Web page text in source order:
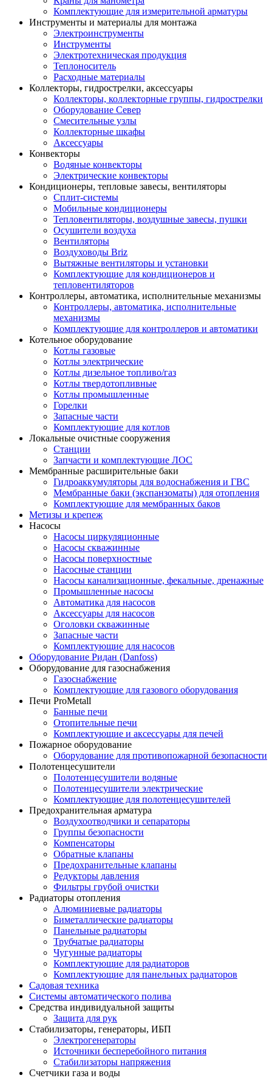
Комплектующие для измерительной арматуры
Инструменты и материалы для монтажа
Электроинструменты
Инструменты
Электротехническая продукция
Теплоноситель
Расходные материалы
Коллекторы, гидрострелки, аксессуары
Коллекторы, коллекторные группы, гидрострелки
Оборудование Север
Смесительные узлы
Коллекторные шкафы
Аксессуары
Конвекторы
Водяные конвекторы
Электрические конвекторы
Кондиционеры, тепловые завесы, вентиляторы
Сплит-системы
Мобильные кондиционеры
Тепловентиляторы, воздушные завесы, пушки
Осушители воздуха
Вентиляторы
Воздуховоды Briz
Вытяжные вентиляторы и установки
Комплектующие для кондиционеров и
тепловентиляторов
Контроллеры, автоматика, исполнительные механизмы
Контроллеры, автоматика, исполнительные
механизмы
Комплектующие для контроллеров и автоматики
Котельное оборудование
Котлы газовые
Котлы электрические
Котлы дизельное топливо/газ
Котлы твердотопливные
Котлы промышленные
Горелки
Запасные части
Комплектующие для котлов
Локальные очистные сооружения
Станции
Запчасти и комплектующие ЛОС
Мембранные расширительные баки
Гидроаккумуляторы для водоснабжения и ГВС
Мембранные баки (экспанзоматы) для отопления
Комплектующие для мембранных баков
Метизы и крепеж
Насосы
Насосы циркуляционные
Насосы скважинные
Насосы поверхностные
Насосные станции
Насосы канализационные, фекальные, дренажные
Промышленные насосы
Автоматика для насосов
Аксессуары для насосов
Оголовки скважинные
Запасные части
Комплектующие для насосов
Оборудование Ридан (Danfoss)
Оборудование для газоснабжения
Газоснабжение
Комплектующие для газового оборудования
Печи ProMetall
Банные печи
Отопительные печи
Комплектующие и аксессуары для печей
Пожарное оборудование
Оборудование для противопожарной безопасности
Полотенцесушители
Полотенцесушители водяные
Полотенцесушители электрические
Комплектующие для полотенцесушителей
Предохранительная арматура
Воздухоотводчики и сепараторы
Группы безопасности
Компенсаторы
Обратные клапаны
Предохранительные клапаны
Редукторы давления
Фильтры грубой очистки
Радиаторы отопления
Алюминиевые радиаторы
Биметаллические радиаторы
Панельные радиаторы
Трубчатые радиаторы
Чугунные радиаторы
Комплектующие для радиаторов
Комплектующие для панельных радиаторов
Садовая техника
Системы автоматического полива
Средства индивидуальной защиты
Защита для рук
Стабилизаторы, генераторы, ИБП
Электрогенераторы
Источники бесперебойного питания
Стабилизаторы напряжения
Счетчики газа и воды